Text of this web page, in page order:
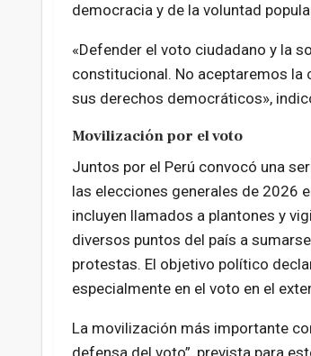
democracia y de la voluntad
«Defender el voto ciudadano y la
constitucional. No aceptaremos
sus derechos democráticos»,
Movilización por el voto
Juntos por el Perú convocó una
las elecciones generales de 2026
incluyen llamados a plantones y
diversos puntos del país a
protestas. El objetivo político
especialmente en el voto en el
La movilización más importante